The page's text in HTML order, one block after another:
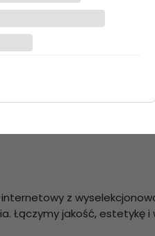
z
Łączymy jakość, estetykę i